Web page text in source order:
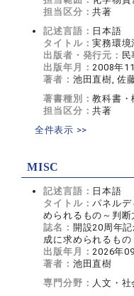
担当区分：共著
記述言語： 日本語
タイトル：実務環境
出版者・発行元：
出版年月：2008年
著者： 池田直樹, 佐
著書種別：教科書・
担当区分：共著
全件表示 >>
MISC
記述言語： 日本語
タイトル：パネルデ
められるもの～判断
誌名： 開設20周年
成に求められるもの
出版年月：2026年
著者： 池田直樹
専門分野： 人文・